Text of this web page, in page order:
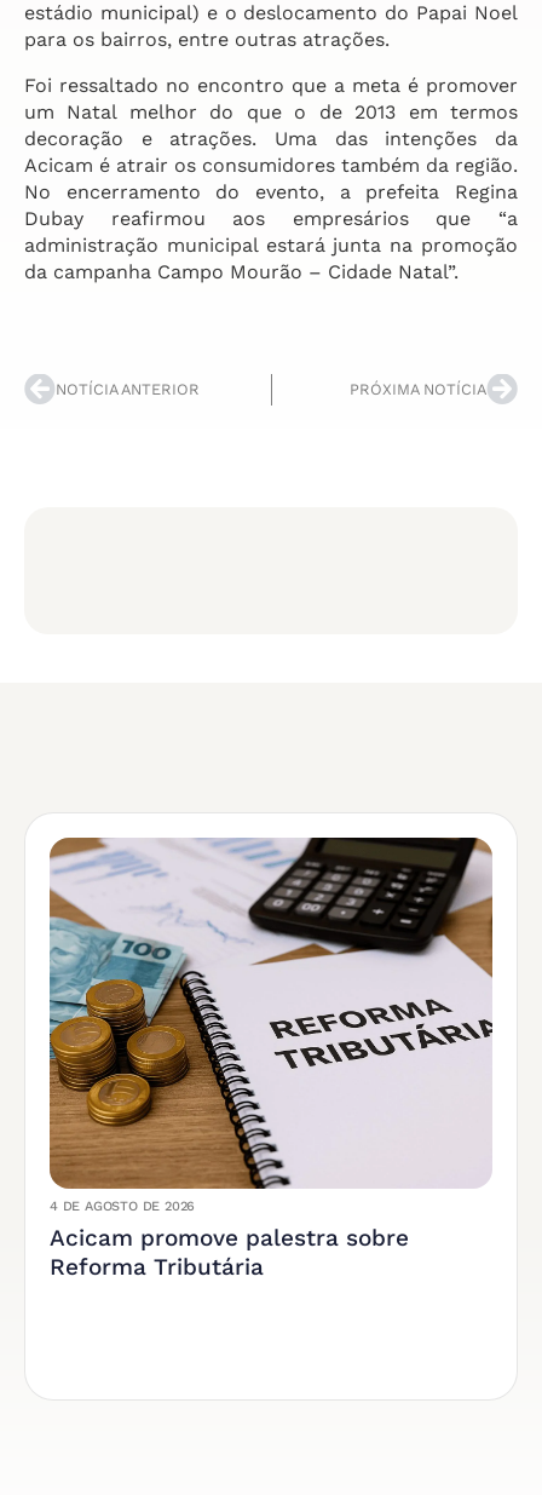
estádio municipal) e o deslocamento do Papai Noel
para os bairros, entre outras atrações.
Foi ressaltado no encontro que a meta é promover
um Natal melhor do que o de 2013 em termos
decoração e atrações. Uma das intenções da
Acicam é atrair os consumidores também da região.
No encerramento do evento, a prefeita Regina
Dubay reafirmou aos empresários que “a
administração municipal estará junta na promoção
da campanha Campo Mourão – Cidade Natal”.
NOTÍCIA ANTERIOR PRÓXIMA NOTÍCIA
4 DE AGOSTO DE 2026
Acicam promove palestra sobre
Reforma Tributária